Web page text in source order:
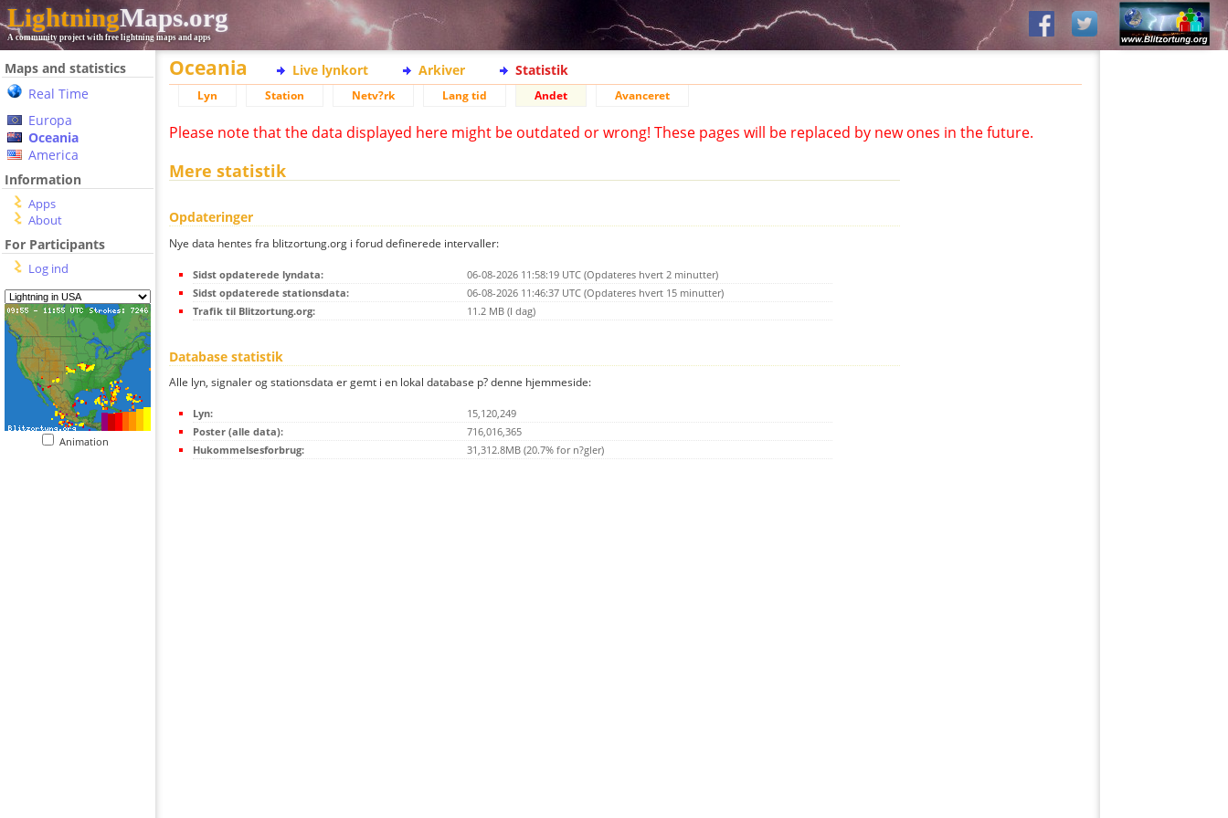
LightningMaps.org
A community project with free lightning maps and apps
Maps and statistics
Real Time
Europa
Oceania
America
Information
Apps
About
For Participants
Log ind
Animation
Oceania Live lynkort Arkiver Statistik
Lyn Station Netv?rk Lang tid Andet Avanceret
Please note that the data displayed here might be outdated or wrong! These pages will be replaced by new ones in the future.
Mere statistik
Opdateringer
Nye data hentes fra blitzortung.org i forud definerede intervaller:
Sidst opdaterede lyndata:
06-08-2026 11:58:19 UTC (Opdateres hvert 2 minutter)
Sidst opdaterede stationsdata:
06-08-2026 11:46:37 UTC (Opdateres hvert 15 minutter)
Trafik til Blitzortung.org:
11.2 MB (I dag)
Database statistik
Alle lyn, signaler og stationsdata er gemt i en lokal database p? denne hjemmeside:
Lyn:
15,120,249
Poster (alle data):
716,016,365
Hukommelsesforbrug:
31,312.8MB (20.7% for n?gler)